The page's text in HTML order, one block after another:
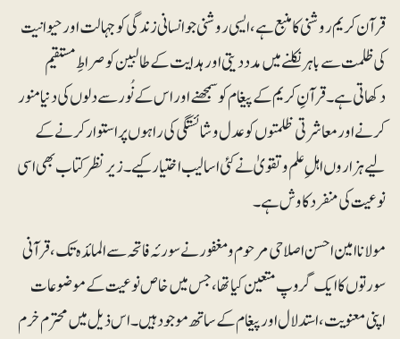
قرآن کریم روشنی کا منبع ہے، ایسی روشنی جو انسانی زندگی کو جہالت اور حیوانیت
کی ظلمت سے باہر نکلنے میں مدددیتی اور ہدایت کے طالبین کو صراطِ مستقیم
دکھاتی ہے۔ قرآنِ کریم کے پیغام کو سمجھنے اور اس کے نُور سے دلوں کی دنیا منور
کرنے اور معاشرتی ظلمتوں کو عدل و شائستگی کی راہوں پر استوار کرنے کے
لیے ہزاروں اہلِ علم و تقویٰ نے کئی اسالیب اختیار کیے۔ زیرنظر کتاب بھی اسی
نوعیت کی منفرد کاوش ہے۔
مولانا امین احسن اصلاحی مرحوم و مغفور نے سورئہ فاتحہ سے المائدہ تک، قرآنی
سورتوں کا ایک گروپ متعین کیا تھا، جس میں خاص نوعیت کے موضوعات
اپنی معنویت، استدلال اور پیغام کے ساتھ موجود ہیں۔اس ذیل میں محترم خرم